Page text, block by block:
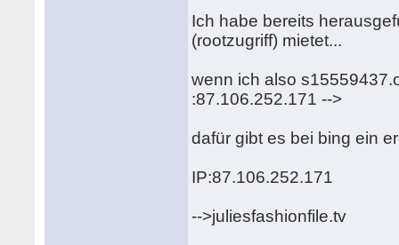
Ich habe bereits
(rootzugriff) mietet...
wenn ich also
:87.106.252.171 -->
dafür gibt es bei bing ein
IP:87.106.252.171
-->juliesfashionfile.tv